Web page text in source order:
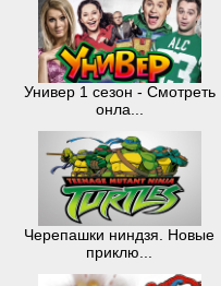
Универ 1 сезон - Смотреть
онла...
Черепашки ниндзя. Новые
приклю...